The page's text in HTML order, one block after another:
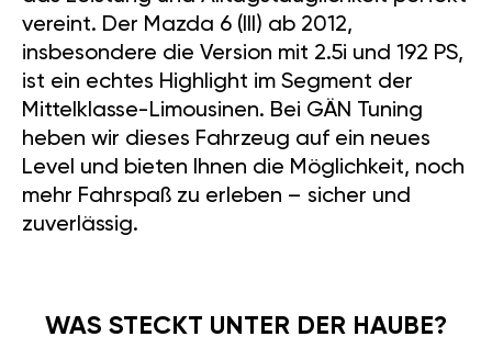
vereint. Der Mazda 6 (III) ab 2012,
insbesondere die Version mit 2.5i und 192 PS,
ist ein echtes Highlight im Segment der
Mittelklasse-Limousinen. Bei GÄN Tuning
heben wir dieses Fahrzeug auf ein neues
Level und bieten Ihnen die Möglichkeit, noch
mehr Fahrspaß zu erleben – sicher und
zuverlässig.
WAS STECKT UNTER DER HAUBE?